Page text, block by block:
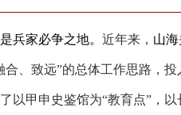
兵家必争之地。 近年来， 山
、致远”的总体工作思路，
以甲申史鉴馆为“教育点”，